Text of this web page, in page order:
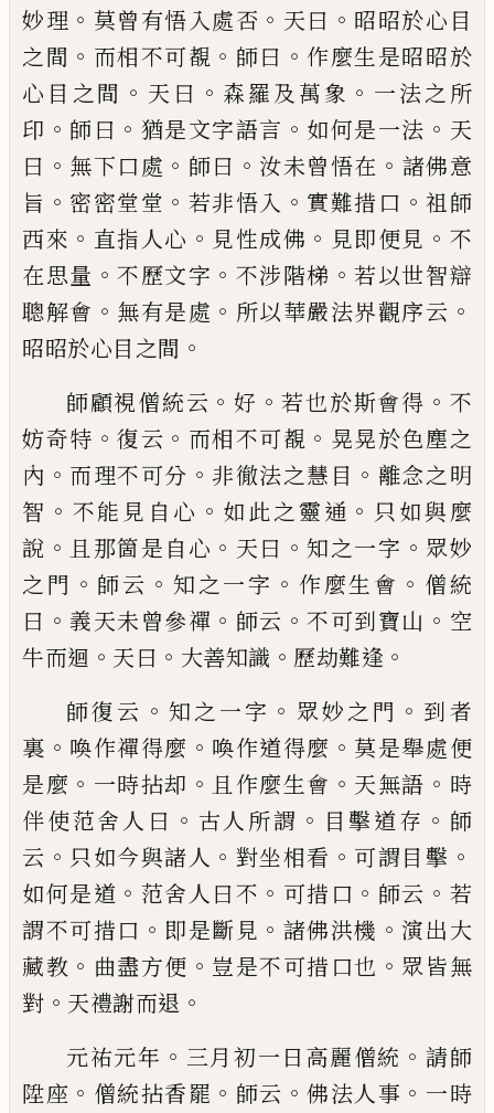
妙理 。 莫曾有悟入處否 。 天曰 。 昭昭於心目
之間 。 而相不可覩 。 師曰 。 作麼生是昭昭於
心目之間 。 天曰 。 森羅及萬象 。 一法之所
印 。 師曰 。 猶是文字語言 。 如何是一法 。 天
曰 。 無下口處 。 師曰 。 汝未曾悟在 。 諸佛意
旨 。 密密堂堂 。 若非悟入 。 實難措口 。 祖師
西來 。 直指人心 。 見性成佛 。 見即便見 。 不
在思量 。不歷文字 。 不涉階梯 。若以世智辯
聰解會 。 無有是處 。 所以華嚴法界觀序云 。
昭昭於心目之間 。
師顧視僧統云 。好 。若也於斯會得 。 不
妨奇特 。復云 。 而相不可覩 。 晃晃於色塵之
內 。 而理不可分 。 非徹法之慧目 。 離念之明
智 。 不能見自心 。 如此之靈通 。 只如與麼
說 。 且那箇是自心 。 天曰 。知之一字 。 眾妙
之門 。 師云 。 知之一字 。 作麼生會 。 僧統
曰 。 義天未曾參禪 。 師云 。不可到寶山 。 空
牛而迴 。 天曰 。 大善知識 。 歷劫難逢 。
師復云 。 知之一字 。 眾妙之門 。 到者
裏 。 喚作禪得麼 。 喚作道得麼 。 莫是舉處便
是麼 。 一時拈却 。 且作麼生會 。 天無語 。 時
伴使范舍人曰 。 古人所謂 。 目擊道存 。 師
云 。 只如今與諸人 。 對坐相看 。 可謂目擊 。
如何是道 。 范舍人曰不 。 可措口 。 師云 。 若
謂不可措口 。 即是斷見 。 諸佛洪機 。演出大
藏教 。 曲盡方便 。 豈是不可措口也 。 眾皆無
對 。 天禮謝而退 。
元祐元年 。 三月初一日 高麗僧統 。 請師
陞座 。 僧統拈香罷 。 師云 。佛法人事 。 一時